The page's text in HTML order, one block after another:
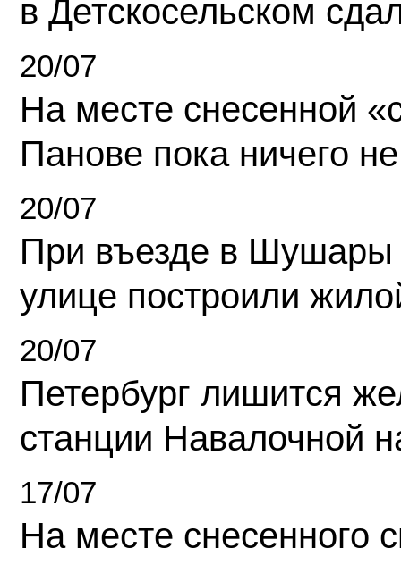
в Детскосельском
20/07
На месте снесенной
Панове пока ничего
20/07
При въезде в Шушары
улице построили
20/07
Петербург лишится
станции Навалочной
17/07
На месте снесенного